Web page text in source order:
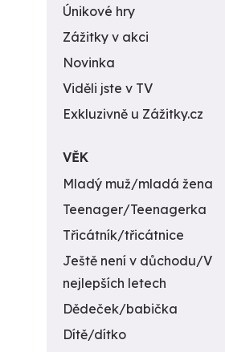
Únikové hry
Zážitky v akci
Novinka
Viděli jste v TV
Exkluzivně u Zážitky.cz
VĚK
Mladý muž/mladá žena
Teenager/Teenagerka
Třicátník/třicátnice
Ještě není v důchodu/V
nejlepších letech
Dědeček/babička
Dítě/dítko